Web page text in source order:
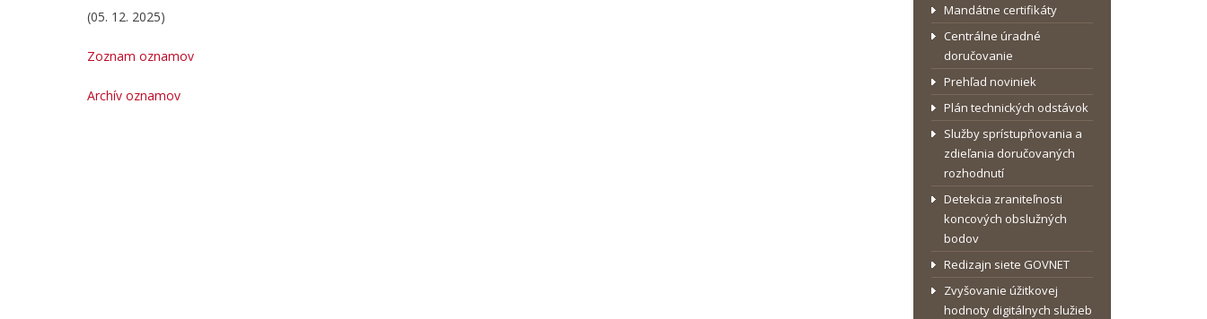
(05. 12. 2025)
Zoznam oznamov
Archív oznamov
Mandátne certifikáty
Centrálne úradné
doručovanie
Prehľad noviniek
Plán technických odstávok
Služby sprístupňovania a
zdieľania doručovaných
rozhodnutí
Detekcia zraniteľnosti
koncových obslužných
bodov
Redizajn siete GOVNET
Zvyšovanie úžitkovej
hodnoty digitálnych služieb